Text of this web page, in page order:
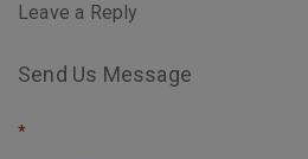
Leave a Reply
Send Us Message
*